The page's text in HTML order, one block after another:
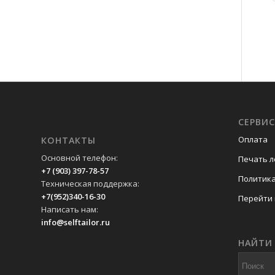
КОНТАКТЫ
Основной телефон:
+7 (903) 397-78-57
Техническая поддержка:
+7(952)340-16-30
Написать нам:
info@selftailor.ru
Оплата
Печать
Перейти
НАЙТИ